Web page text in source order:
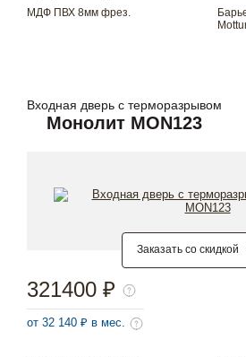
МДФ ПВХ 8мм фрез.
Входная дверь с терморазрывом
Монолит MON123
Заказать со скидкой
321400 ₽
от 32 140 ₽ в мес.